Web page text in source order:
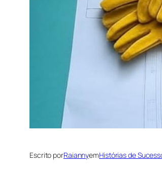
Escrito porRaiannyemHistórias de